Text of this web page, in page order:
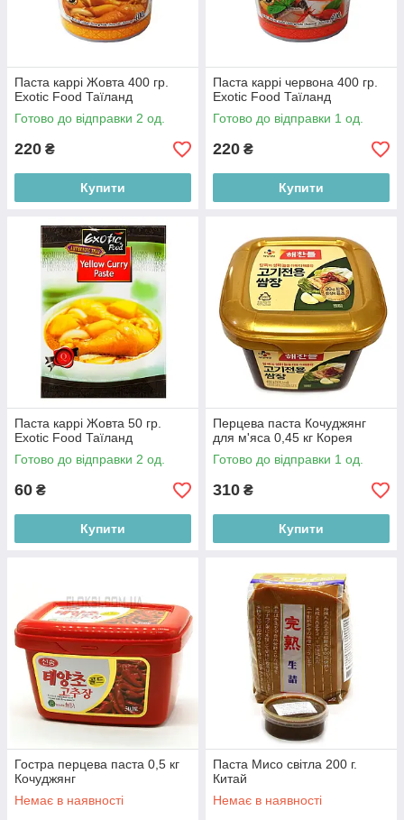
Паста каррі Жовта 400 гр.
Exotic Food Таїланд
Готово до відправки 2 од.
220 ₴
Купити
Паста каррі червона 400 гр.
Exotic Food Таїланд
Готово до відправки 1 од.
220 ₴
Купити
Паста каррі Жовта 50 гр.
Exotic Food Таїланд
Готово до відправки 2 од.
60 ₴
Купити
Перцева паста Кочуджянг
для м'яса 0,45 кг Корея
Готово до відправки 1 од.
310 ₴
Купити
Гостра перцева паста 0,5 кг
Кочуджянг
Немає в наявності
Паста Мисо світла 200 г.
Китай
Немає в наявності